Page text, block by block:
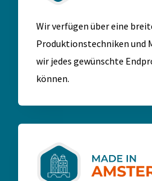
Wir verfügen über eine
Produktionstechniken und
wir jedes gewünschte
können.